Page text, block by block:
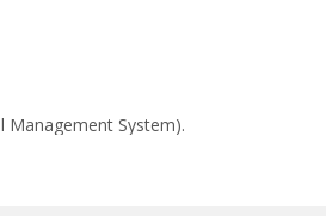
Management System).